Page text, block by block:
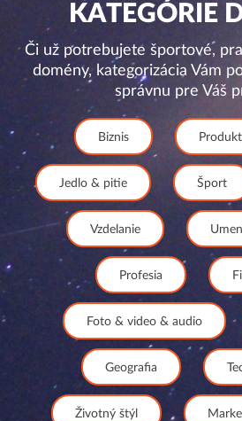
KATEGÓRIE
Či už potrebujete športové,
domény, kategorizácia Vám
správnu pre Váš
Biznis
Jedlo & pitie Šport
Vzdelanie
Profesia
Foto & video & audio
Geografia
Životný štýl